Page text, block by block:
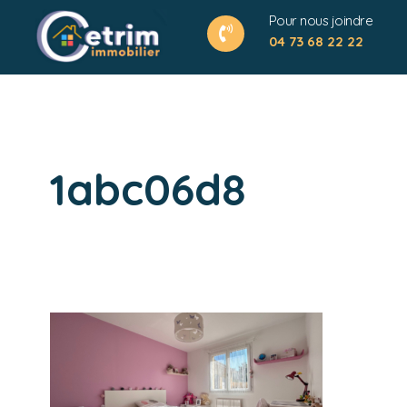
04 73 68 22 22
Pour nous joindre
1abc06d8